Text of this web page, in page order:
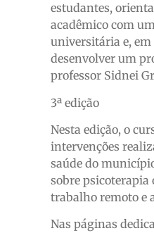
estudantes,
acadêmico com
universitária e, em
desenvolver um
professor Sidnei
3ª edição
Nesta edição, o
intervenções
saúde do
sobre psicoterapia
trabalho remoto e
Nas páginas